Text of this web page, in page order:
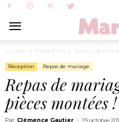
Accueil Réception Repas de
Réception Repas de mariage
Repas de
pièces montées !
Par Clémence Gautier - 25 octobre